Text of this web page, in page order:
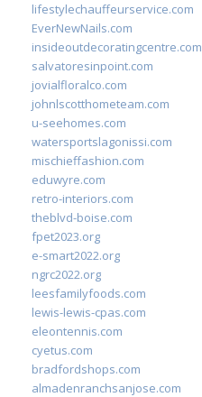
lifestylechauffeurservice.com
EverNewNails.com
insideoutdecoratingcentre.com
salvatoresinpoint.com
jovialfloralco.com
johnlscotthometeam.com
u-seehomes.com
watersportslagonissi.com
mischieffashion.com
eduwyre.com
retro-interiors.com
theblvd-boise.com
fpet2023.org
e-smart2022.org
ngrc2022.org
leesfamilyfoods.com
lewis-lewis-cpas.com
eleontennis.com
cyetus.com
bradfordshops.com
almadenranchsanjose.com